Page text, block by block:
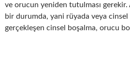
ve orucun yeniden tutulması gerekir.
bir durumda, yani rüyada veya
gerçekleşen cinsel boşalma, orucu